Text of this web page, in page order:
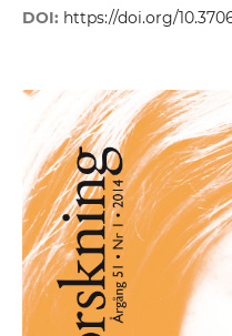
DOI: https://doi.org/